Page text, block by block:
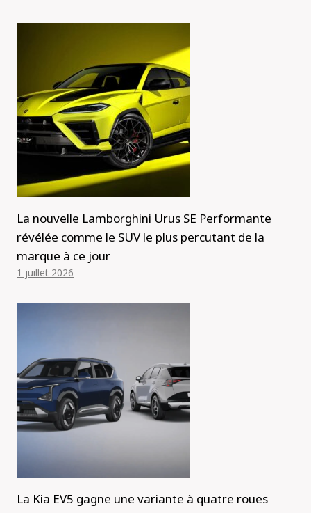
La nouvelle Lamborghini Urus SE Performante
révélée comme le SUV le plus percutant de la
marque à ce jour
1 juillet 2026
La Kia EV5 gagne une variante à quatre roues